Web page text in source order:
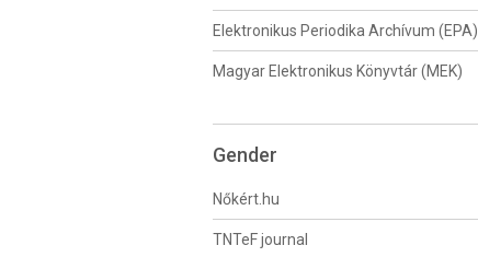
Elektronikus Periodika Archívum (EPA)
Magyar Elektronikus Könyvtár (MEK)
Gender
Nőkért.hu
TNTeF journal